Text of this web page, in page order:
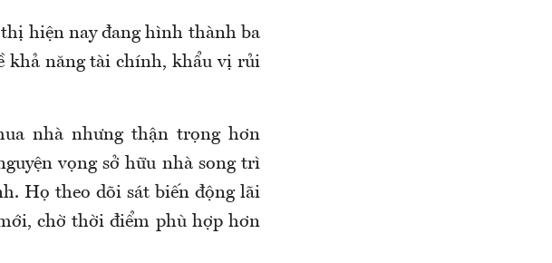
hiện nay đang hình thành ba
khả năng tài chính, khẩu vị rủi
nhà nhưng thận trọng hơn
vọng sở hữu nhà song trì
Họ theo dõi sát biến động lãi
chờ thời điểm phù hợp hơn